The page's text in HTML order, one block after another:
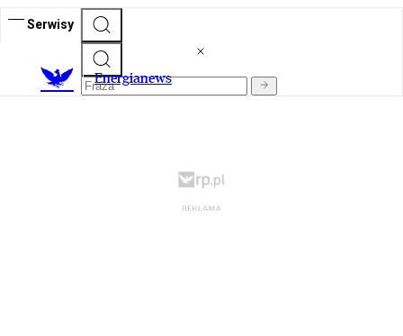
Serwisy
Energianews